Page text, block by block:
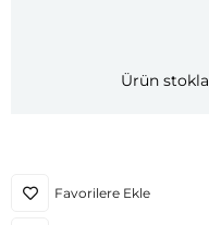
Ürün
Favorilere Ekle